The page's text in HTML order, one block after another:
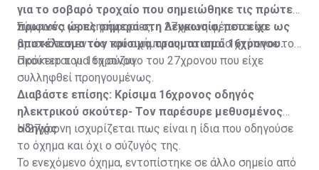
για το σοβαρό τροχαίο που σημειώθηκε τις πρώτες
πρωινές ώρες σήμερα στη Λευκωσία, που είχε ως
αποτέλεσμα τον κρίσιμο τραυματισμό 16χρονου.
Σύμφωνα με πληροφορίες, η 27χρονη φέρεται να
βρισκόταν εντός του οχήματος, το οποίο χτύπησε το
σκούτερ του 16χρονου.
Πρόκειται για τη σύζυγο του 27χρονου που είχε
συλληφθεί προηγουμένως.
Διαβάστε επίσης: Κρίσιμα 16χρονος οδηγός
ηλεκτρικού σκούτερ- Τον παρέσυρε μεθυσμένος
οδηγός
Η 27χρονη ισχυρίζεται πως είναι η ίδια που οδηγούσε
το όχημα και όχι ο σύζυγός της.
Το ενεχόμενο όχημα, εντοπίστηκε σε άλλο σημείο από